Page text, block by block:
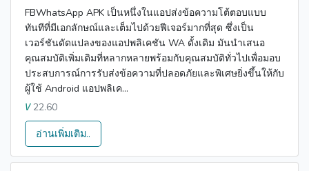
FBWhatsApp APK เป็นหนึ่งในแอปส่งข้อความโต้ตอบแบบ
ทันทีที่มีเอกลักษณ์และเต็มไปด้วยฟีเจอร์มากที่สุด ซึ่งเป็น
เวอร์ชันดัดแปลงของแอปพลิเคชัน WA ดั้งเดิม มันนำเสนอ
คุณสมบัติเพิ่มเติมที่หลากหลายพร้อมกับคุณสมบัติทั่วไปเพื่อมอบ
ประสบการณ์การรับส่งข้อความที่ปลอดภัยและพิเศษยิ่งขึ้นให้กับ
ผู้ใช้ Android แอปพลิเค...
V22.60
อ่านเพิ่มเติม..